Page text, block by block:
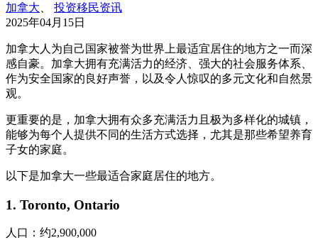
加拿大
投资移民资讯
2025年04月15日
加拿大人为自己国家被誉为世界上最适宜居住的地方之一而深
感自豪。加拿大拥有充满活力的经济、强大的社会服务体系、
作为安全国家的良好声誉，以及令人惊叹的多元文化和自然景
观。
更重要的是，加拿大拥有众多充满活力且极为多样化的城镇，
能够为每个人提供不同的生活方式选择，尤其是那些希望养育
子女的家庭。
以下是加拿大一些最适合家庭居住的地方。
1. Toronto, Ontario
人口：约2,900,000